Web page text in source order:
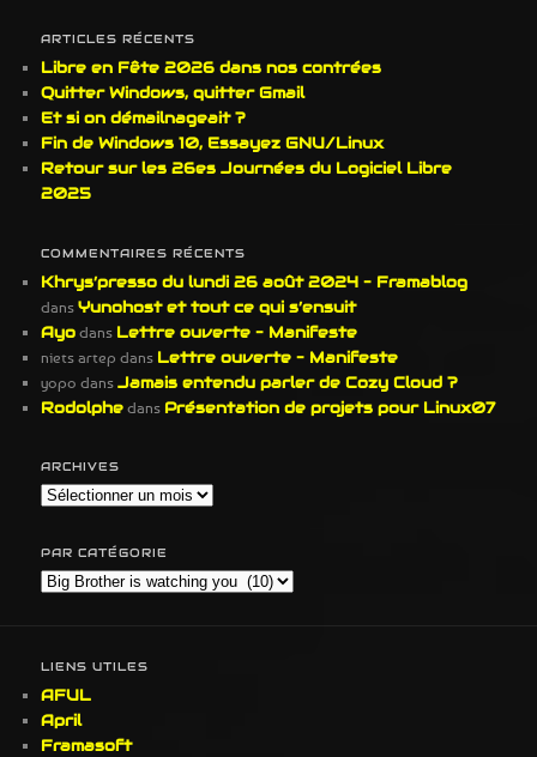
h
e
r
c
h
e
ARTICLES RÉCENTS
Libre en Fête 2026 dans nos contrées
Quitter Windows, quitter Gmail
Et si on démailnageait ?
Fin de Windows 10, Essayez GNU/Linux
Retour sur les 26es Journées du Logiciel Libre
2025
COMMENTAIRES RÉCENTS
Khrys’presso du lundi 26 août 2024 – Framablog
dansYunohost et tout ce qui s’ensuit
Ayodans Lettre ouverte – Manifeste
niets artep dans Lettre ouverte – Manifeste
yopo dansJamais entendu parler de Cozy Cloud ?
Rodolphedans Présentation de projets pour Linux07
ARCHIVES
Archives
PAR CATÉGORIE
Par
LIENS UTILES
AFUL
April
Framasoft